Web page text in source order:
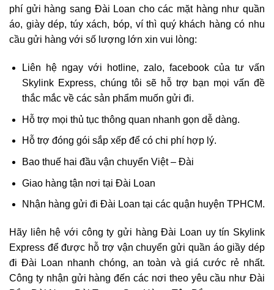
phí gửi hàng sang Đài Loan cho các mặt hàng như quần
áo, giày dép, túy xách, bóp, ví thì quý khách hàng có nhu
cầu gửi hàng với số lượng lớn xin vui lòng:
Liên hệ ngay với hotline, zalo, facebook của tư vấn
Skylink Express, chúng tôi sẽ hỗ trợ bạn mọi vấn đề
thắc mắc về các sản phẩm muốn gửi đi.
Hỗ trợ mọi thủ tục thông quan nhanh gọn dễ dàng.
Hỗ trợ đóng gói sắp xếp để có chi phí hợp lý.
Bao thuế hai đầu vận chuyển Việt – Đài
Giao hàng tận nơi tại Đài Loan
Nhận hàng gửi đi Đài Loan tại các quận huyện TPHCM.
Hãy liên hệ với công ty gửi hàng Đài Loan uy tín Skylink
Express để được hỗ trợ vận chuyển gửi quần áo giầy dép
đi Đài Loan nhanh chóng, an toàn và giá cước rẻ nhất.
Công ty nhận gửi hàng đến các nơi theo yêu cầu như Đài